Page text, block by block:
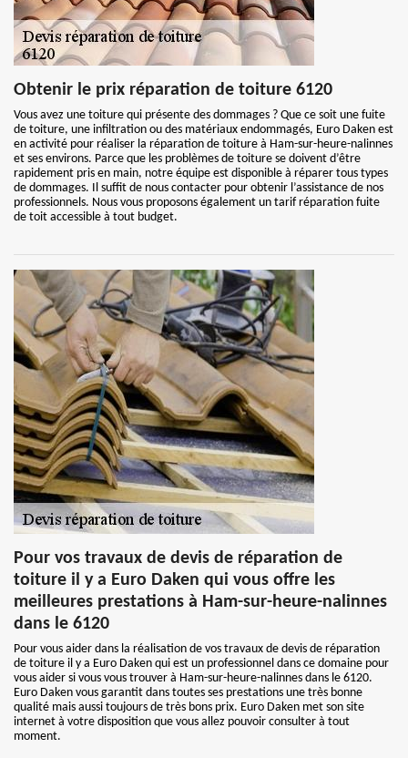
Obtenir le prix réparation de toiture 6120
Vous avez une toiture qui présente des dommages ? Que ce soit une fuite
de toiture, une infiltration ou des matériaux endommagés, Euro Daken est
en activité pour réaliser la réparation de toiture à Ham-sur-heure-nalinnes
et ses environs. Parce que les problèmes de toiture se doivent d’être
rapidement pris en main, notre équipe est disponible à réparer tous types
de dommages. Il suffit de nous contacter pour obtenir l’assistance de nos
professionnels. Nous vous proposons également un tarif réparation fuite
de toit accessible à tout budget.
Pour vos travaux de devis de réparation de
toiture il y a Euro Daken qui vous offre les
meilleures prestations à Ham-sur-heure-nalinnes
dans le 6120
Pour vous aider dans la réalisation de vos travaux de devis de réparation
de toiture il y a Euro Daken qui est un professionnel dans ce domaine pour
vous aider si vous vous trouver à Ham-sur-heure-nalinnes dans le 6120.
Euro Daken vous garantit dans toutes ses prestations une très bonne
qualité mais aussi toujours de très bons prix. Euro Daken met son site
internet à votre disposition que vous allez pouvoir consulter à tout
moment.